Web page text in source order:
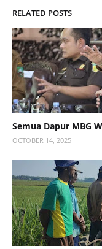
RELATED POSTS
Semua Dapur MBG
OCTOBER 14, 2025